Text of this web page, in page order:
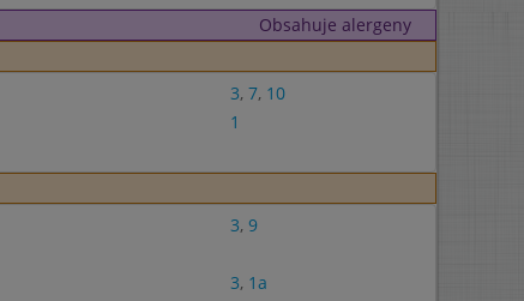
Obsahuje alergeny
3, 7, 10
1
3, 9
3, 1a